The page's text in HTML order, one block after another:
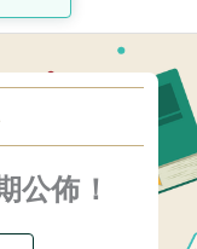
公佈！